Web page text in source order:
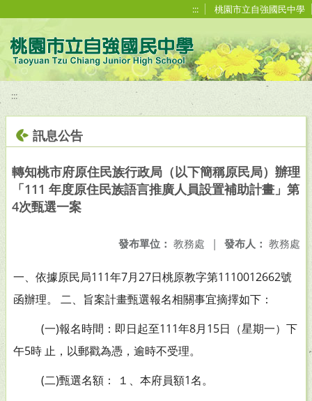
::: 桃園市立自強國民中學
:::
訊息公告
轉知桃市府原住民族行政局（以下簡稱原民局）辦理
「111 年度原住民族語言推廣人員設置補助計畫」第
4次甄選一案
發布人： 教務處
發布單位： 教務處 |
一、依據原民局111年7月27日桃原教字第1110012662號
函辦理。 二、旨案計畫甄選報名相關事宜摘擇如下：
(一)報名時間：即日起至111年8月15日（星期一）下
午5時 止，以郵戳為憑，逾時不受理。
(二)甄選名額： １、本府員額1名。